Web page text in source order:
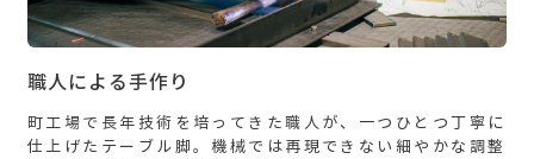
職人による手作り
町工場で長年技術を培ってきた職人が、一つひとつ丁寧に
仕上げたテーブル脚。機械では再現できない細やかな調整